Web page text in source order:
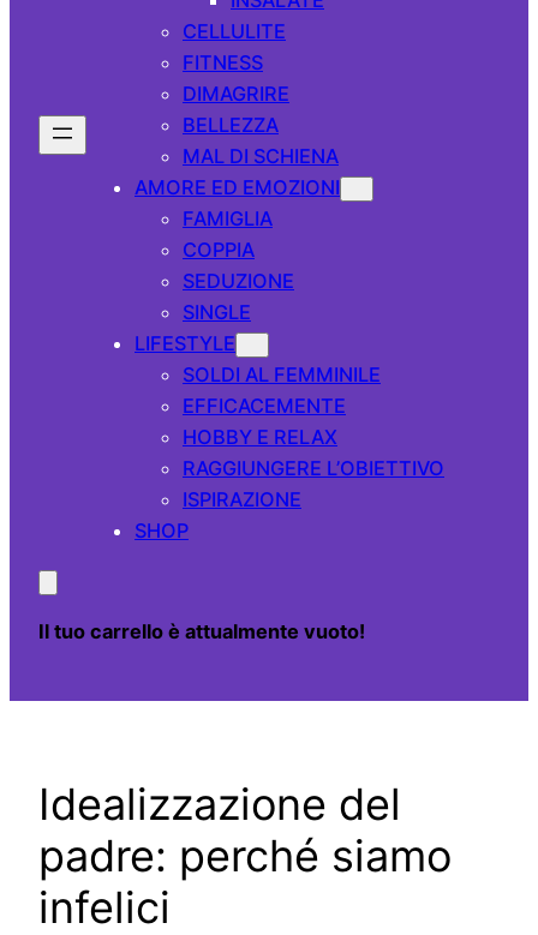
CELLULITE
FITNESS
DIMAGRIRE
BELLEZZA
MAL DI SCHIENA
AMORE ED EMOZIONI
FAMIGLIA
COPPIA
SEDUZIONE
SINGLE
LIFESTYLE
SOLDI AL FEMMINILE
EFFICACEMENTE
HOBBY E RELAX
RAGGIUNGERE L’OBIETTIVO
ISPIRAZIONE
SHOP
Il tuo carrello è attualmente vuoto!
Idealizzazione del
padre: perché siamo
infelici